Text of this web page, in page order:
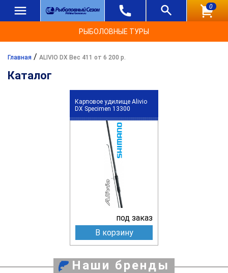
0
РЫБОЛОВНЫЕ ТУРЫ
Главная / ALIVIO DX Вес 411 от 6 200 р.
Каталог
Карповое удилище Alivio
DX Specimen 13300
под заказ
В корзину
Наши бренды